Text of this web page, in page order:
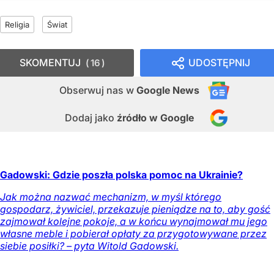
Religia Świat
UDOSTĘPNIJ
Obserwuj nas w Google News
Dodaj jako źródło w Google
SKOMENTUJ 16
Gadowski: Gdzie poszła polska pomoc na Ukrainie?
Jak można nazwać mechanizm, w myśl którego
gospodarz, żywiciel, przekazuje pieniądze na to, aby gość
zajmował kolejne pokoje, a w końcu wynajmował mu jego
własne meble i pobierał opłaty za przygotowywane przez
siebie posiłki? – pyta Witold Gadowski.